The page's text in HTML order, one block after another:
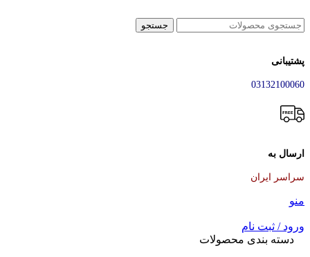
جستجو
پشتیبانی
03132100060
ارسال به
سراسر ایران
منو
ورود / ثبت نام
دسته بندی محصولات